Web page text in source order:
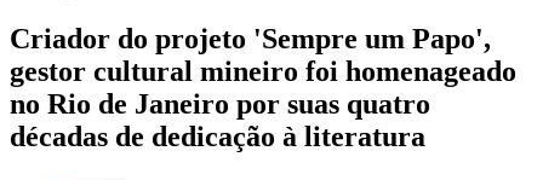
Criador do projeto 'Sempre um Papo',
gestor cultural mineiro foi homenageado
no Rio de Janeiro por suas quatro
décadas de dedicação à literatura